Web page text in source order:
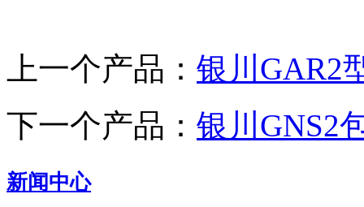
上一个产品： 银川GAR2
下一个产品： 银川GNS2
新闻中心